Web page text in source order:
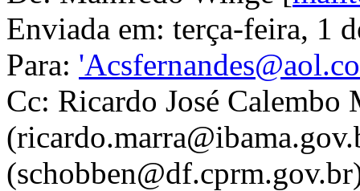
Enviada em: terça-feira, 1
Para:
Cc: Ricardo José Calembo